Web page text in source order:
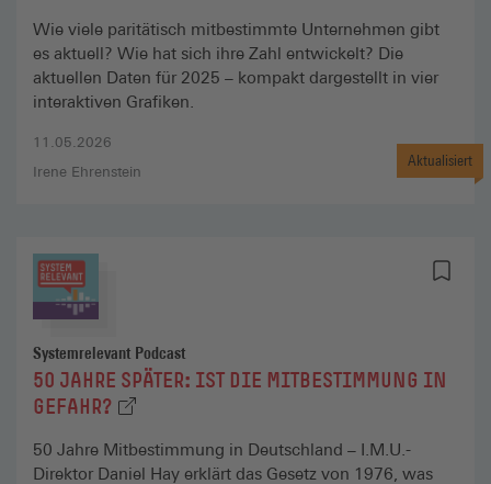
Aktualisiert
11.05.2026
Irene Ehrenstein
Wie viele paritätisch mitbestimmte Unternehmen gibt
es aktuell? Wie hat sich ihre Zahl entwickelt? Die
aktuellen Daten für 2025 – kompakt dargestellt in vier
interaktiven Grafiken.
Systemrelevant Podcast
50 JAHRE SPÄTER: IST DIE MITBESTIMMUNG IN
GEFAHR?(EXTERNER LINK, ÖFFNET IN NEUEM TAB)
50 Jahre Mitbestimmung in Deutschland – I.M.U.-
Direktor Daniel Hay erklärt das Gesetz von 1976, was